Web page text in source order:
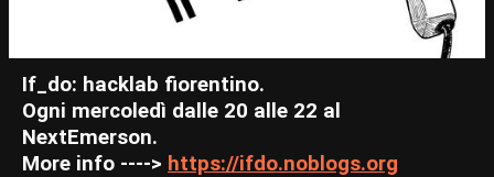
If_do: hacklab fiorentino.
Ogni mercoledì dalle 20 alle 22 al
NextEmerson.
More info ----> https://ifdo.noblogs.org